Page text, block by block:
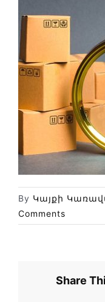
By Կայքի
Comments
Share